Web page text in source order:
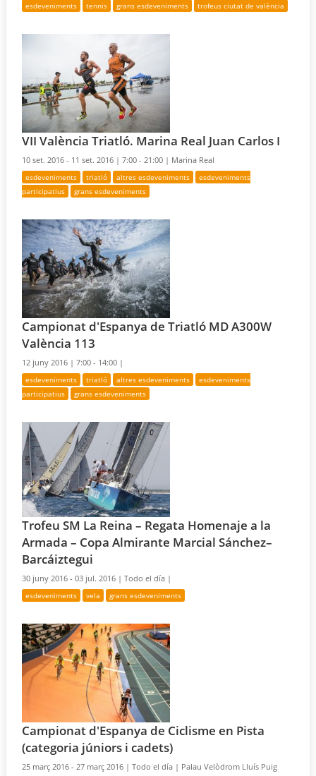
esdeveniments tennis grans esdeveniments trofeus ciutat de valència
VII València Triatló. Marina Real Juan Carlos I
10 set. 2016 - 11 set. 2016 |7:00 - 21:00 | Marina Real
esdeveniments triatló altres esdeveniments
esdeveniments
participatius
grans esdeveniments
Campionat d'Espanya de Triatló MD A300W
València 113
12 juny 2016 |7:00 - 14:00 |
esdeveniments triatló altres esdeveniments
esdeveniments
participatius
grans esdeveniments
Trofeu SM La Reina – Regata Homenaje a la
Armada – Copa Almirante Marcial Sánchez–
Barcáiztegui
30 juny 2016 - 03 jul. 2016 |Todo el día |
esdeveniments vela grans esdeveniments
Campionat d'Espanya de Ciclisme en Pista
(categoria júniors i cadets)
25 març 2016 - 27 març 2016 |Todo el día | Palau Velòdrom Lluís Puig